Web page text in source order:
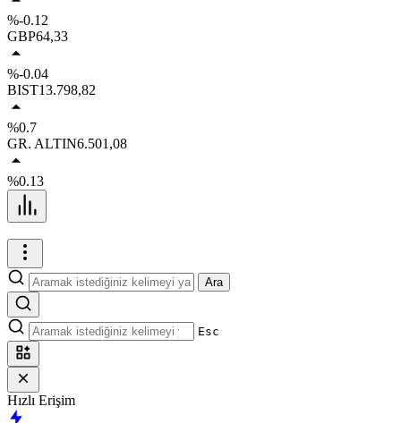
%-0.12
GBP64,33
%-0.04
BIST13.798,82
%0.7
GR. ALTIN6.501,08
%0.13
Ara
Esc
Hızlı Erişim